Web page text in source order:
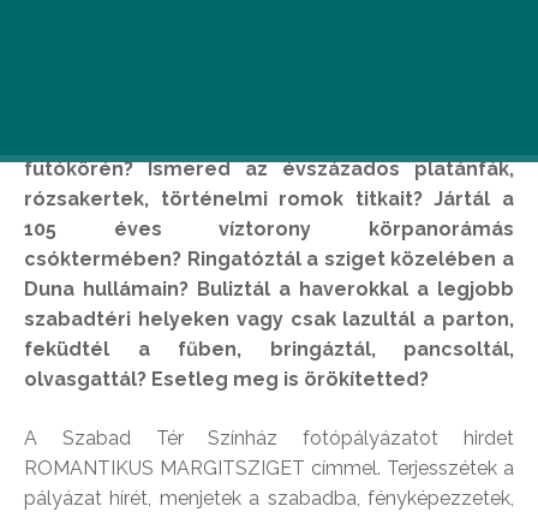
futókörén? Ismered az évszázados platánfák,
rózsakertek, történelmi romok titkait? Jártál a
105 éves víztorony körpanorámás
csóktermében? Ringatóztál a sziget közelében a
Duna hullámain? Buliztál a haverokkal a legjobb
szabadtéri helyeken vagy csak lazultál a parton,
feküdtél a fűben, bringáztál, pancsoltál,
olvasgattál? Esetleg meg is örökítetted?
A Szabad Tér Színház fotópályázatot hirdet
ROMANTIKUS MARGITSZIGET címmel. Terjesszétek a
pályázat hírét, menjetek a szabadba, fényképezzetek,